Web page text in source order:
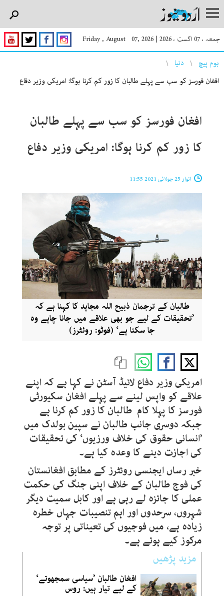
جمعہ ، 07 اگست ، 2026 |
Friday , August 07, 2026
You are here
ہوم پیچ
دنیا
افغان فورسز کو سب سے پہلے طالبان کا زور کم کرنا ہوگا: امریکی وزیر دفاع
افغان فورسز کو سب سے پہلے طالبان
کا زور کم کرنا ہوگا: امریکی وزیر دفاع
اتوار 25 جولائی 2021 11:55
طالبان کے ترجمان ذبیح اللہ مجاہد کا کہنا ہے کہ
’تحقیقات کے لیے جو بھی علاقے میں جانا چاہے وہ
جا سکتا ہے‘ (فوٹو: روئٹرز)
امریکی وزیر دفاع لائیڈ آسٹن نے کہا ہے کہ اپنے
علاقے کو واپس لینے سے پہلے افغان سکیورٹی
فورسز کا پہلا کام طالبان کا زور کم کرنا ہے
جبکہ دوسری جانب طالبان نے سپین بولدک میں
’انسانی حقوق کی خلاف ورزیوں‘ کی تحقیقات
کی اجازت دینے کا وعدہ کیا ہے۔
خبر رساں ایجنسی روئٹرز کے مطابق افغانستان
کی فوج طالبان کے خلاف اپنی جنگ کی حکمت
عملی کا جائزہ لے رہی ہے اور کابل سمیت دیگر
شہروں، سرحدوں اور اہم تنصیبات جہاں خطرہ
زیادہ ہے، میں فوجیوں کی تعیناتی پر توجہ
مرکوز کیے ہوئے ہے۔
مزید پڑھیں
افغان طالبان ’سیاسی سمجھوتے‘
کے لیے تیار ہیں: روس